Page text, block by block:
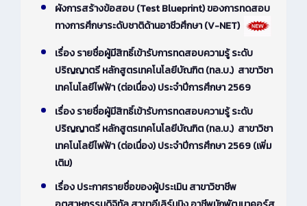
ผังการสร้างข้อสอบ (Test Blueprint) ของการทดสอบ
ทางการศึกษาระดับชาติด้านอาชีวศึกษา (V-NET)
เรื่อง รายชื่อผู้มีสิทธิ์เข้ารับการทดสอบความรู้ ระดับ
ปริญญาตรี หลักสูตรเทคโนโลยีบัณฑิต (ทล.บ.) สาขาวิชา
เทคโนโลยีไฟฟ้า (ต่อเนื่อง) ประจำปีการศึกษา 2569
เรื่อง รายชื่อผู้มีสิทธิ์เข้ารับการทดสอบความรู้ ระดับ
ปริญญาตรี หลักสูตรเทคโนโลยีบัณฑิต (ทล.บ.) สาขาวิชา
เทคโนโลยีไฟฟ้า (ต่อเนื่อง) ประจำปีการศึกษา 2569 (เพิ่ม
เติม)
เรื่อง ประกาศรายชื่อของผู้ประเมิน สาขาวิชาชีพ